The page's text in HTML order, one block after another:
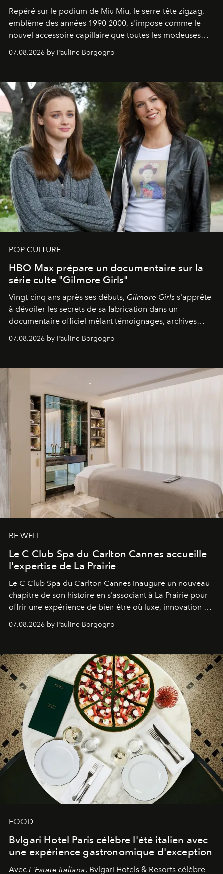
Repéré sur le podium de Miu Miu, le serre-tête zigzag,
emblème des années 1990-2000, s'impose comme le
nouvel accessoire capillaire que toutes les modeuses
07.08.2026 by Pauline Borgogno
POP CULTURE
HBO Max prépare un documentaire sur la
série culte "Gilmore Girls"
Vingt-cinq ans après ses débuts, Gilmore Girls s'apprête
à dévoiler les secrets de sa fabrication dans un
documentaire officiel mêlant témoignages, archives
générationnel.
07.08.2026 by Pauline Borgogno
BE WELL
Le C Club Spa du Carlton Cannes accueille
l'expertise de La Prairie
Le C Club Spa du Carlton Cannes inaugure un nouveau
chapitre de son histoire en s'associant à La Prairie pour
offrir une expérience de bien-être où luxe, innovation et
07.08.2026 by Pauline Borgogno
FOOD
Bvlgari Hotel Paris célèbre l'été italien avec
une expérience gastronomique d'exception
Avec L'Estate Italiana, Bvlgari Hotels & Resorts célèbre